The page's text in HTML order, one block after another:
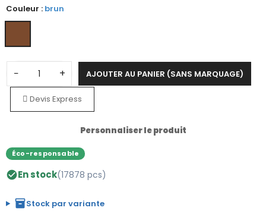
Couleur : brun
− + AJOUTER AU PANIER (SANS MARQUAGE)
Devis Express
Personnaliser le produit
Éco-responsable
check_circleEn stock(17878 pcs)
inventory_2Stock par variante